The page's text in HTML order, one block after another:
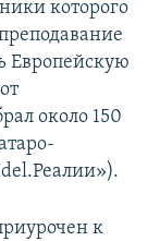
которого
Европейскую
около 150
к